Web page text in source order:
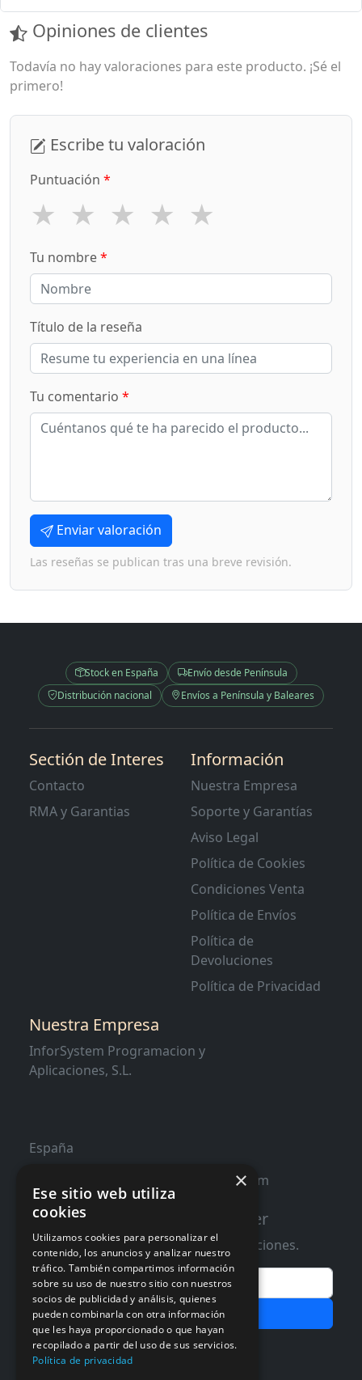
Opiniones de clientes
Todavía no hay valoraciones para este producto. ¡Sé el
primero!
Escribe tu valoración
Puntuación *
★ ★ ★ ★ ★
Tu nombre*
Título de la reseña
Tu comentario *
Enviar valoración
Las reseñas se publican tras una breve revisión.
Stock en España
Envío desde Península
Distribución nacional
Envíos a Península y Baleares
Sectión de Interes
Contacto
RMA y Garantias
Información
Nuestra Empresa
Soporte y Garantías
Aviso Legal
Política de Cookies
Condiciones Venta
Política de Envíos
Política de
Devoluciones
Política de Privacidad
Nuestra Empresa
InforSystem Programacion y
Aplicaciones, S.L.
España
contacto@distribucioninformatica.com
Suscribete a nuestro Newsletter
Te informaremos de ofertas y promociones.
Email
Subscribir
Aceptar Politica dePrivacidad
×
Ese sitio web utiliza
cookies
Utilizamos cookies para personalizar el
contenido, los anuncios y analizar nuestro
tráfico. También compartimos información
sobre su uso de nuestro sitio con nuestros
socios de publicidad y análisis, quienes
pueden combinarla con otra información
que les haya proporcionado o que hayan
recopilado a partir del uso de sus servicios.
Política de privacidad